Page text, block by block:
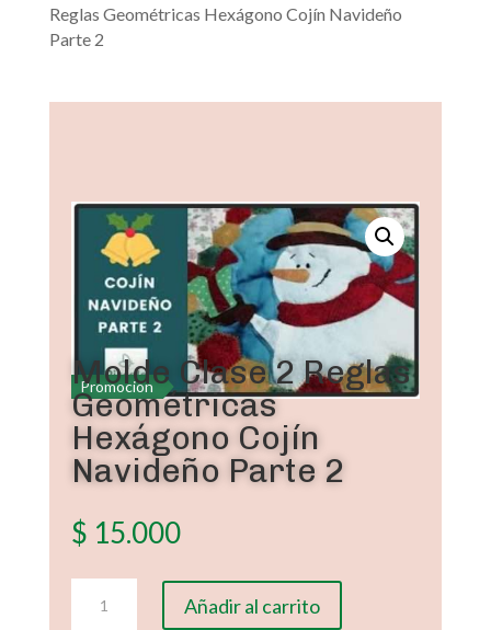
Reglas Geométricas Hexágono Cojín Navideño
Parte 2
Promoción
Molde Clase 2 Reglas
Geométricas
Hexágono Cojín
Navideño Parte 2
$ 15.000
Clase
Añadir al carrito